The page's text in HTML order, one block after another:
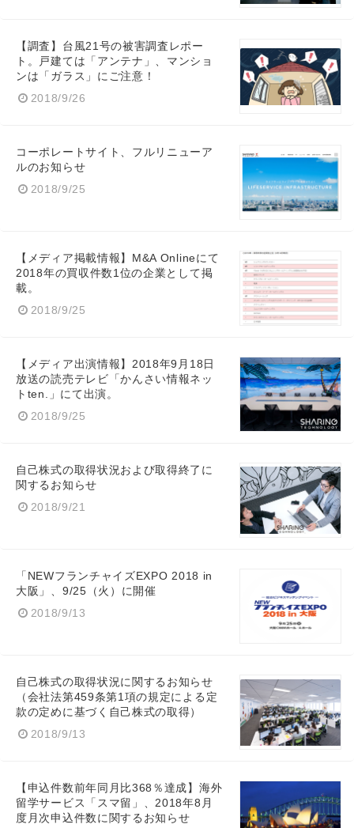
【調査】台風21号の被害調査レポー
ト。戸建ては「アンテナ」、マンショ
ンは「ガラス」にご注意！
2018/9/26
コーポレートサイト、フルリニューア
ルのお知らせ
2018/9/25
【メディア掲載情報】M&A Onlineにて
2018年の買収件数1位の企業として掲
載。
2018/9/25
【メディア出演情報】2018年9月18日
放送の読売テレビ「かんさい情報ネッ
トten.」にて出演。
2018/9/25
自己株式の取得状況および取得終了に
関するお知らせ
2018/9/21
「NEWフランチャイズEXPO 2018 in
大阪」、9/25（火）に開催
2018/9/13
自己株式の取得状況に関するお知らせ
（会社法第459条第1項の規定による定
款の定めに基づく自己株式の取得）
2018/9/13
【申込件数前年同月比368％達成】海外
留学サービス「スマ留」、2018年8月
度月次申込件数に関するお知らせ
Japanese
English